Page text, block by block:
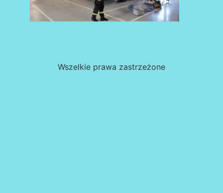
Wszelkie prawa zastrzeżone